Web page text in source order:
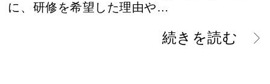
に、研修を希望した理由や…
続きを読む